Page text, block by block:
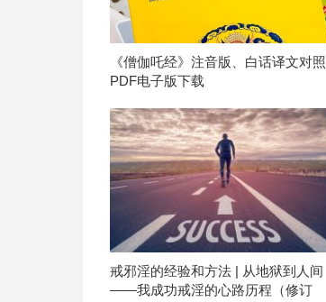
《僧伽吒经》注音版、白话译文对照
PDF电子版下载
戒邪淫的经验和方法 | 从地狱到人间
——我成功戒淫的心路历程（修订